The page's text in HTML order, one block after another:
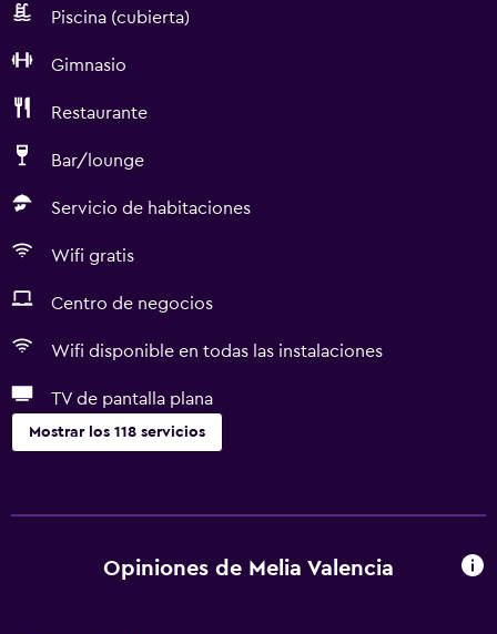
Piscina (cubierta)
Gimnasio
Restaurante
Bar/lounge
Servicio de habitaciones
Wifi gratis
Centro de negocios
Wifi disponible en todas las instalaciones
TV de pantalla plana
Mostrar los 118 servicios
Unidad accesible para personas en silla de ruedas
Opiniones de Melia Valencia